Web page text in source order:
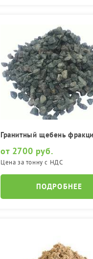
Гранитный щебень
от 2700 руб.
Цена за тонну с НДС
ПОДРОБНЕЕ